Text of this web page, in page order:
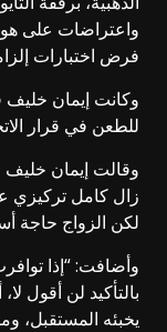
واعتراضات على
فرض اختبارات
وكانت إيمان خليف
للطعن في قرار
وقالت إيمان خليف
زال كامل تركيزي
لكن الزواج حاجة
وأضافت: “إذا
بالتأكيد لن أقول
يخبئه المستقبل،